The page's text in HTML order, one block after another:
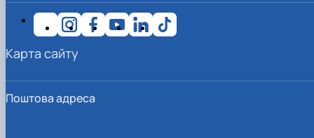
Поштова адреса
Карта сайту